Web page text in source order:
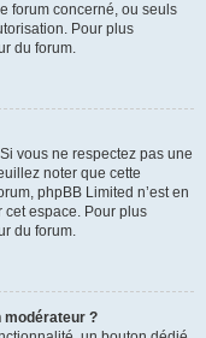
forum concerné, ou seuls
Pour plus
du forum.
vous ne respectez pas une
noter que cette
phpBB Limited n’est en
espace. Pour plus
du forum.
modérateur ?